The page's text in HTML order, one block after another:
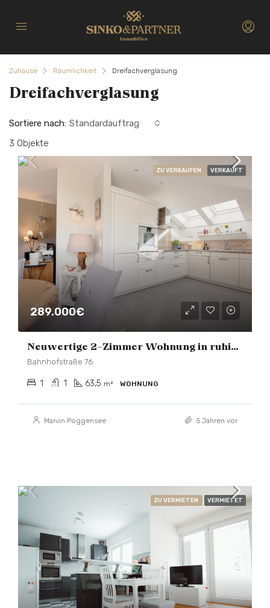
Zuhause Räumlichkeit Dreifachverglasung
Dreifachverglasung
3 Objekte
Sortiere nach: Standardauftrag
ZU VERKAUFEN VERKAUFT
289.000€
Neuwertige 2-Zimmer Wohnung in ruhiger Lage
Bahnhofstraße 76
1 1 63,5 m² WOHNUNG
Marvin Poggensee 5 Jahren vor
ZU VERMIETEN VERMIETET